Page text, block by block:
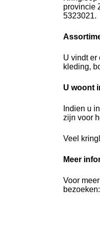
provincie
5323021.
U vindt er
kleding,
U woont
Indien u
zijn voor
Veel
Meer
Voor